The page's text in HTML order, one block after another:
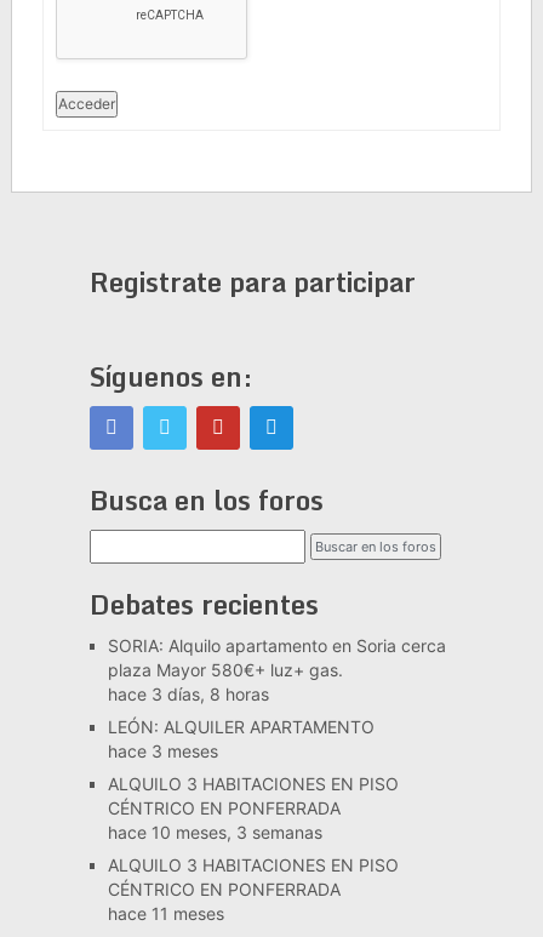
Acceder
Registrate para participar
Síguenos en:
Busca en los foros
Debates recientes
SORIA: Alquilo apartamento en Soria cerca
plaza Mayor 580€+ luz+ gas.
hace 3 días, 8 horas
LEÓN: ALQUILER APARTAMENTO
hace 3 meses
ALQUILO 3 HABITACIONES EN PISO
CÉNTRICO EN PONFERRADA
hace 10 meses, 3 semanas
ALQUILO 3 HABITACIONES EN PISO
CÉNTRICO EN PONFERRADA
hace 11 meses